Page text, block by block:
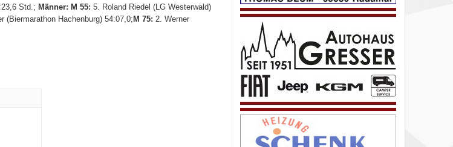
Std.; Männer: M 55: 5. Roland Riedel (LG Westerwald)
(Biermarathon Hachenburg) 54:07,0; M 75: 2. Werner